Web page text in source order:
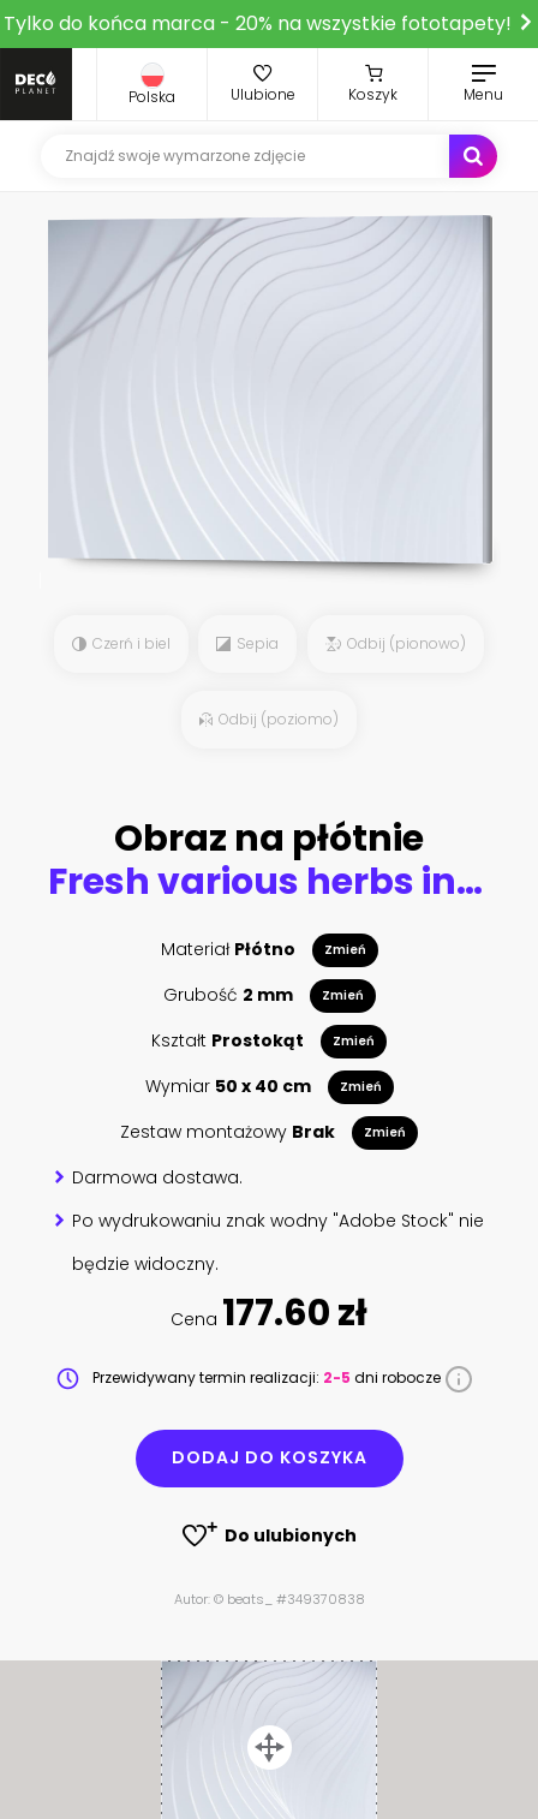
Tylko do końca marca - 20% na wszystkie fototapety!
Polska Ulubione Koszyk Menu
Czerń i biel Sepia Odbij (pionowo)
Odbij (poziomo)
Obraz na płótnie
Fresh various herbs in glasses on a rustic background. Basil, flower sage, thyme, oregano, dill, chives, parsley and coriander.
Materiał Płótno Zmień
Grubość 2 mm Zmień
Kształt Prostokąt Zmień
Wymiar 50 x 40 cm Zmień
Zestaw montażowy Brak Zmień
Darmowa dostawa.
Po wydrukowaniu znak wodny "Adobe Stock" nie
będzie widoczny.
Cena 177.60 zł
Przewidywany termin realizacji: 2-5 dni robocze
DODAJ DO KOSZYKA
Do ulubionych
Autor: © beats_ #349370838